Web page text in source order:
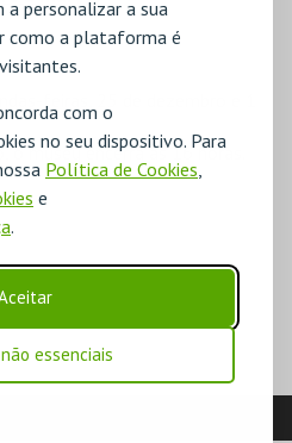
a personalizar a sua
como a plataforma é
com o
no seu dispositivo. Para
Política de Cookies,
e
.
essenciais
feiras, 25 de dezembro e 1
o museu encerra às 16 horas.